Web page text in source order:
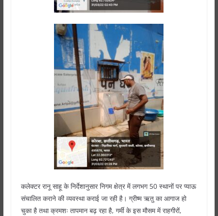
कलेक्टर रानू साहू के निर्देशानुसार निगम क्षेत्र में लगभग 50 स्थानों पर प्याऊ
संचालित कराने की व्यवस्था कराई जा रही है। ग्रीष्म ऋतु का आगाज हो
चुका है तथा क्रमशः तापमान बढ़ रहा है, गर्मी के इस मौसम में राहगीरों,